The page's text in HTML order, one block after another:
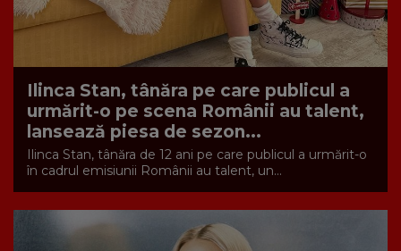
Ilinca Stan, tânăra pe care publicul a
urmărit-o pe scena Românii au talent,
lansează piesa de sezon...
Ilinca Stan, tânăra de 12 ani pe care publicul a urmărit-o
în cadrul emisiunii Românii au talent, un...